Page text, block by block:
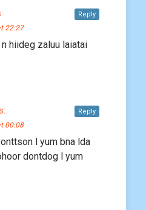
22:27
hiideg zaluu laiatai
Reply
00:08
l yum bna lda
dontdog l yum
Reply